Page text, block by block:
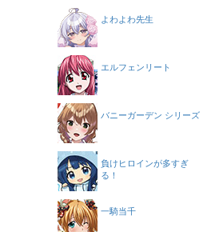
よわよわ先生
エルフェンリート
バニーガーデン シリーズ
負けヒロインが多すぎ
る！
一騎当千